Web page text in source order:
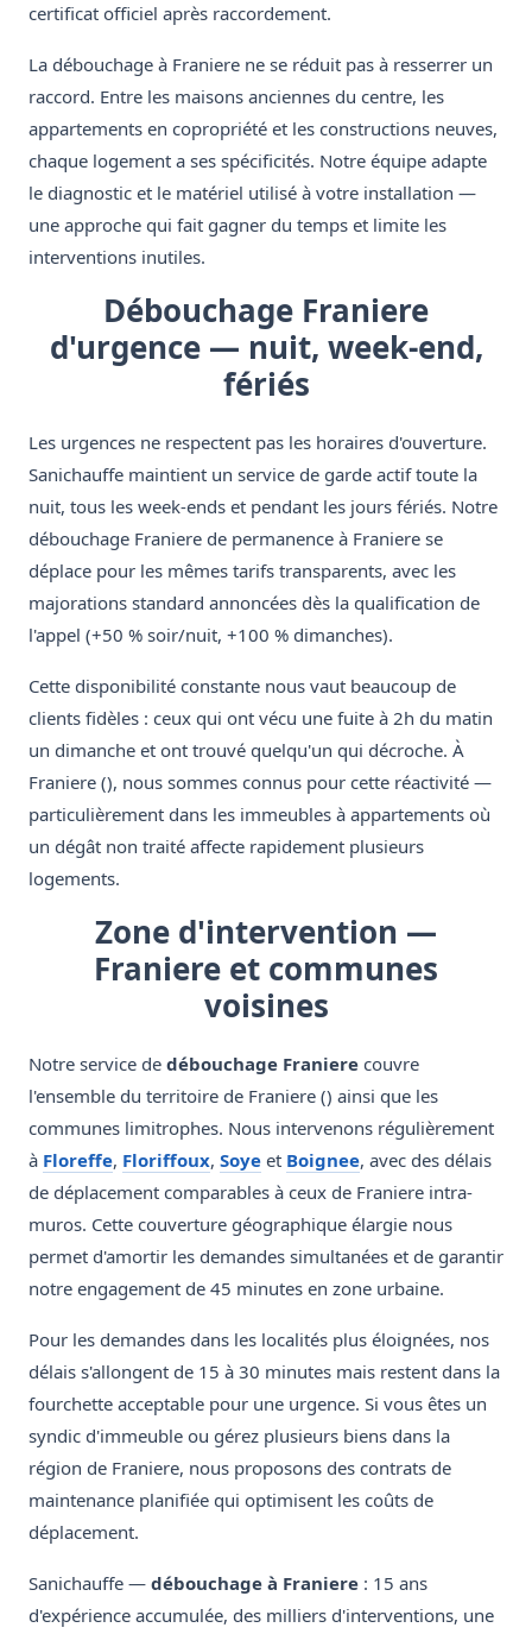
certificat officiel après raccordement.
La débouchage à Franiere ne se réduit pas à resserrer un
raccord. Entre les maisons anciennes du centre, les
appartements en copropriété et les constructions neuves,
chaque logement a ses spécificités. Notre équipe adapte
le diagnostic et le matériel utilisé à votre installation —
une approche qui fait gagner du temps et limite les
interventions inutiles.
Débouchage Franiere
d'urgence — nuit, week-end,
fériés
Les urgences ne respectent pas les horaires d'ouverture.
Sanichauffe maintient un service de garde actif toute la
nuit, tous les week-ends et pendant les jours fériés. Notre
débouchage Franiere de permanence à Franiere se
déplace pour les mêmes tarifs transparents, avec les
majorations standard annoncées dès la qualification de
l'appel (+50 % soir/nuit, +100 % dimanches).
Cette disponibilité constante nous vaut beaucoup de
clients fidèles : ceux qui ont vécu une fuite à 2h du matin
un dimanche et ont trouvé quelqu'un qui décroche. À
Franiere (), nous sommes connus pour cette réactivité —
particulièrement dans les immeubles à appartements où
un dégât non traité affecte rapidement plusieurs
logements.
Zone d'intervention —
Franiere et communes
voisines
Notre service de débouchage Franiere couvre
l'ensemble du territoire de Franiere () ainsi que les
communes limitrophes. Nous intervenons régulièrement
à Floreffe, Floriffoux, Soye et Boignee, avec des délais
de déplacement comparables à ceux de Franiere intra-
muros. Cette couverture géographique élargie nous
permet d'amortir les demandes simultanées et de garantir
notre engagement de 45 minutes en zone urbaine.
Pour les demandes dans les localités plus éloignées, nos
délais s'allongent de 15 à 30 minutes mais restent dans la
fourchette acceptable pour une urgence. Si vous êtes un
syndic d'immeuble ou gérez plusieurs biens dans la
région de Franiere, nous proposons des contrats de
maintenance planifiée qui optimisent les coûts de
déplacement.
Sanichauffe — débouchage à Franiere : 15 ans
d'expérience accumulée, des milliers d'interventions, une